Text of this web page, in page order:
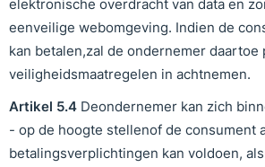
elektronische overdracht van data en
eenveilige webomgeving. Indien de
kan betalen,zal de ondernemer daartoe
veiligheidsmaatregelen in achtnemen.
Artikel 5.4 Deondernemer kan zich
- op de hoogte stellenof de consument
betalingsverplichtingen kan voldoen,